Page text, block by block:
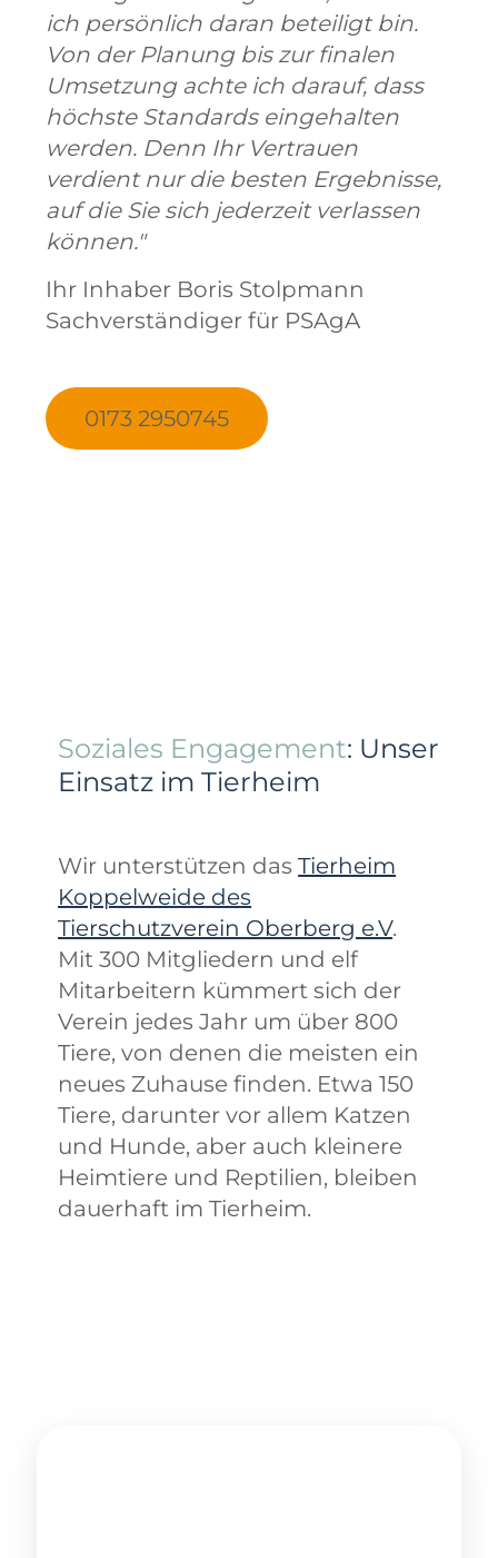
ich persönlich daran beteiligt bin.
Von der Planung bis zur finalen
Umsetzung achte ich darauf, dass
höchste Standards eingehalten
werden. Denn Ihr Vertrauen
verdient nur die besten Ergebnisse,
auf die Sie sich jederzeit verlassen
können."
Ihr Inhaber Boris Stolpmann
Sachverständiger für PSAgA
0173 2950745
Soziales Engagement: Unser
Einsatz im Tierheim
Wir unterstützen dasTierheim
Koppelweide des
Tierschutzverein Oberberg e.V.
Mit 300 Mitgliedern und elf
Mitarbeitern kümmert sich der
Verein jedes Jahr um über 800
Tiere, von denen die meisten ein
neues Zuhause finden. Etwa 150
Tiere, darunter vor allem Katzen
und Hunde, aber auch kleinere
Heimtiere und Reptilien, bleiben
dauerhaft im Tierheim.